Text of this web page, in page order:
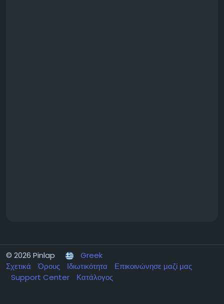
© 2026 Pinlap
Greek
Σχετικά
Όρους Ιδιωτικότητα
Επικοινώνησε μαζί μας
Support Center
Κατάλογος